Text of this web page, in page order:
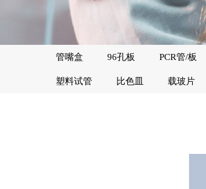
管嘴盒 96孔板 PCR管/板
塑料试管 比色皿 载玻片